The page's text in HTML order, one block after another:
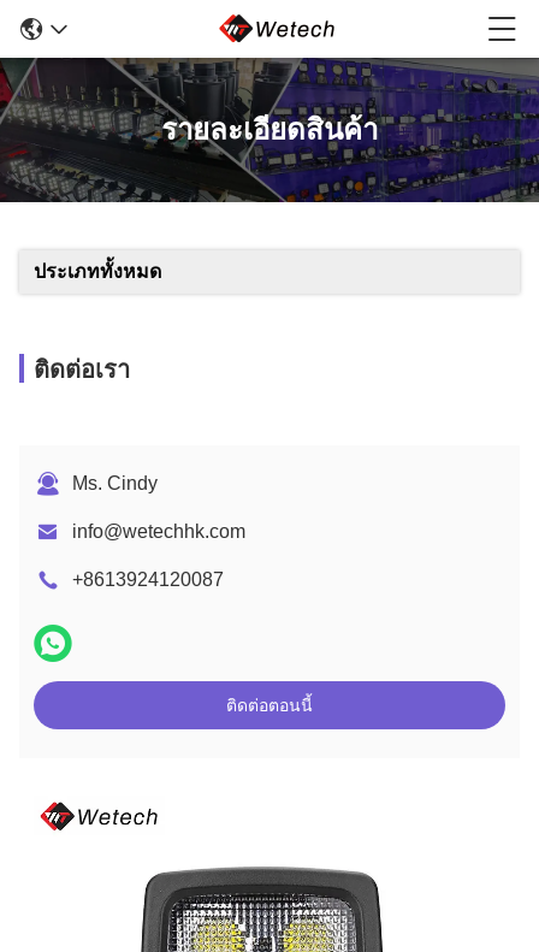
รายละเอียดสินค้า
ประเภททั้งหมด
ติดต่อเรา
Ms. Cindy
info@wetechhk.com
+8613924120087
ติดต่อตอนนี้